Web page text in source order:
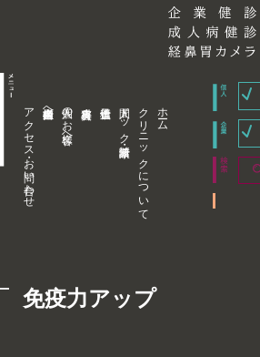
アクセス・お問い合わせ 企業内担当者様へ 個人のお客様へ 人間ドック・健康診断 クリニックについて ホーム
免疫力アップ